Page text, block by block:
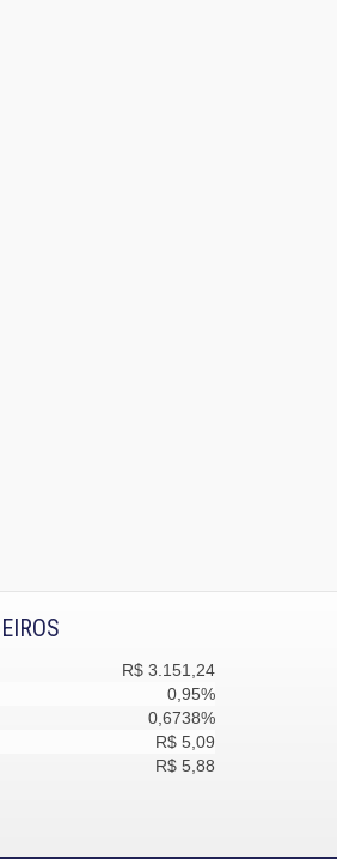
R$ 3.151,24
0,95%
0,6738%
R$ 5,09
R$ 5,88